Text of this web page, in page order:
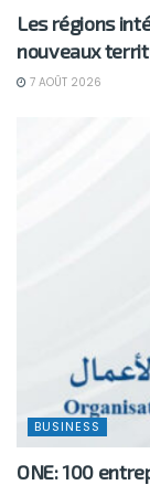
Les régions
nouveaux
7 AOÛT 2026
BUSINESS
ONE: 100